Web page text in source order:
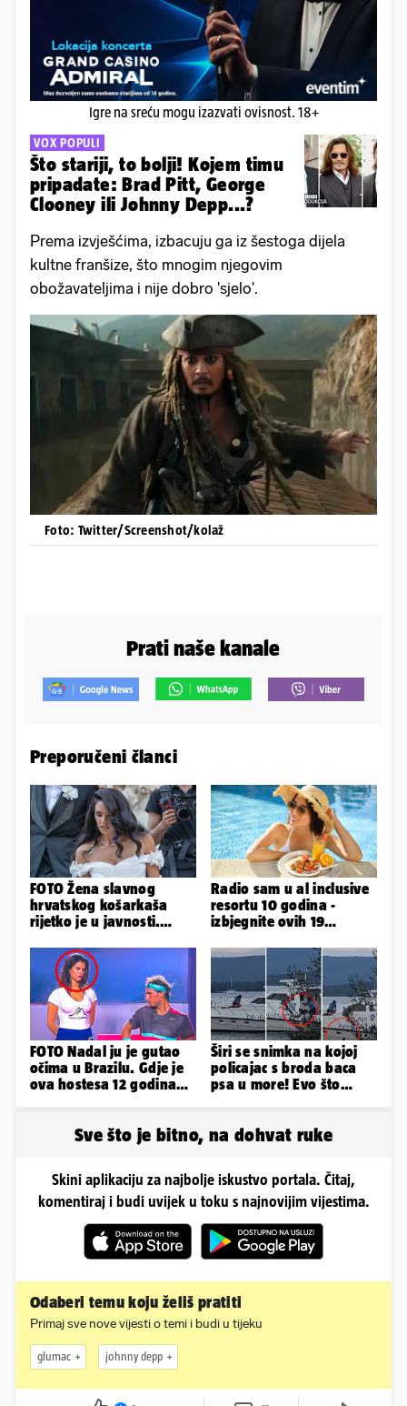
Igre na sreću mogu izazvati ovisnost. 18+
VOX POPULI
Što stariji, to bolji! Kojem timu
pripadate: Brad Pitt, George
Clooney ili Johnny Depp...?
Prema izvješćima, izbacuju ga iz šestoga dijela
kultne franšize, što mnogim njegovim
obožavateljima i nije dobro 'sjelo'.
Foto: Twitter/Screenshot/kolaž
Prati naše kanale
Preporučeni članci
FOTO Žena slavnog
hrvatskog košarkaša
rijetko je u javnosti.
vjenčanje
Radio sam u al inclusive
resortu 10 godina -
izbjegnite ovih 19
odmor
FOTO Nadal ju je gutao
očima u Brazilu. Gdje je
ova hostesa 12 godina
Širi se snimka na kojoj
policajac s broda baca
psa u more! Evo što
Sve što je bitno, na dohvat ruke
Skini aplikaciju za najbolje iskustvo portala. Čitaj,
komentiraj i budi uvijek u toku s najnovijim vijestima.
Odaberi temu koju želiš pratiti
Primaj sve nove vijesti o temi i budi u tijeku
glumac johnny depp